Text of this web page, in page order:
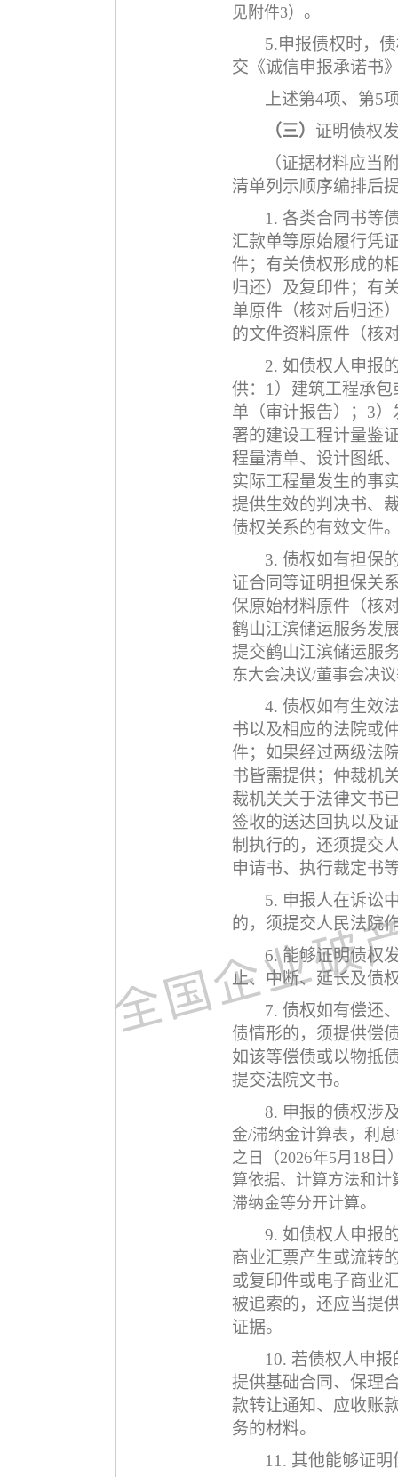
见附件3） 。
5.申报债权时，
交《诚信申报承诺书
上述第4项、第5
（三） 证明债权
（证据材料应当
清单列示顺序编排后
1. 各类合同书等
汇款单等原始履行凭
件；有关债权形成的
归还）及复印件；有
单原件（核对后归还
的文件资料原件（核
2. 如债权人申报
供：1）建筑工程承
单（审计报告）；3
署的建设工程计量鉴
程量清单、设计图纸
实际工程量发生的事
提供生效的判决书、
债权关系的有效文件
3. 债权如有担保
证合同等证明担保关
保原始材料原件（核
鹤山江滨储运服务发
提交鹤山江滨储运服
东大会决议/董事会决
4. 债权如有生效
书以及相应的法院或
件；如果经过两级法
书皆需提供；仲裁机
裁机关关于法律文书
签收的送达回执以及
制执行的，还须提交
申请书、执行裁定书
5. 申报人在诉讼
的，须提交人民法院
6.能够证明债权
止、中断、延长及债
7. 债权如有偿还
债情形的，须提供偿
如该等偿债或以物抵
提交法院文书。
8. 申报的债权涉
金/滞纳金计算表 ，利
之日
（2026年5月 18 日
算依据、计算方法和
滞纳金等分开计算。
9. 如债权人申报
商业汇票产生或流转
或复印件或电子商业
被追索的，还应当提
证据。
10. 若债权人申
提供基础合同、保理
款转让通知、应收账
务的材料。
11. 其他能够证